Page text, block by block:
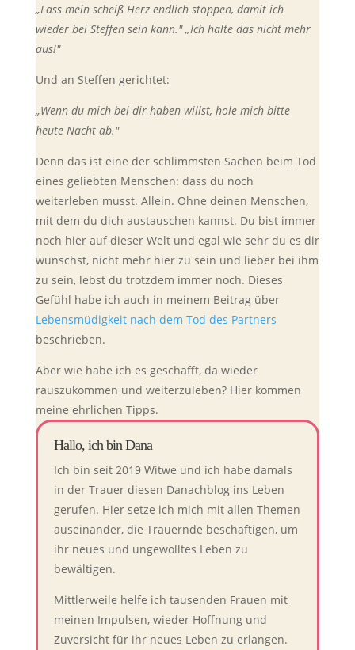
„Lass mein scheiß Herz endlich stoppen, damit ich
wieder bei Steffen sein kann." „Ich halte das nicht mehr
aus!"
Und an Steffen gerichtet:
„Wenn du mich bei dir haben willst, hole mich bitte
heute Nacht ab."
Denn das ist eine der schlimmsten Sachen beim Tod
eines geliebten Menschen: dass du noch
weiterleben musst. Allein. Ohne deinen Menschen,
mit dem du dich austauschen kannst. Du bist immer
noch hier auf dieser Welt und egal wie sehr du es dir
wünschst, nicht mehr hier zu sein und lieber bei ihm
zu sein, lebst du trotzdem immer noch. Dieses
Gefühl habe ich auch in meinem Beitrag über
Lebensmüdigkeit nach dem Tod des Partners
beschrieben.
Aber wie habe ich es geschafft, da wieder
rauszukommen und weiterzuleben? Hier kommen
meine ehrlichen Tipps.
Hallo, ich bin Dana
Ich bin seit 2019 Witwe und ich habe damals
in der Trauer diesen Danachblog ins Leben
gerufen. Hier setze ich mich mit allen Themen
auseinander, die Trauernde beschäftigen, um
ihr neues und ungewolltes Leben zu
bewältigen.
Mittlerweile helfe ich tausenden Frauen mit
meinen Impulsen, wieder Hoffnung und
Zuversicht für ihr neues Leben zu erlangen.